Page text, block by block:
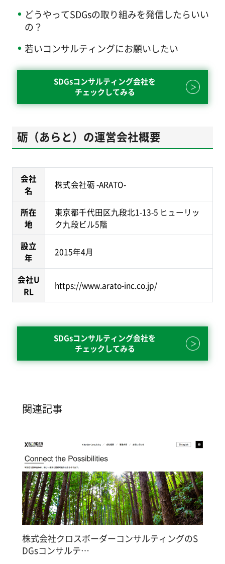
どうやってSDGsの取り組みを発信したらいい
の？
若いコンサルティングにお願いしたい
SDGsコンサルティング会社を
チェックしてみる
砺（あらと）の運営会社概要
会社
名
株式会社砺 -ARATO-
所在
地
東京都千代田区九段北1-13-5 ヒューリッ
ク九段ビル5階
設立
年
2015年4月
会社U
RL
https://www.arato-inc.co.jp/
SDGsコンサルティング会社を
チェックしてみる
関連記事
株式会社クロスボーダーコンサルティングのS
DGsコンサルテ…